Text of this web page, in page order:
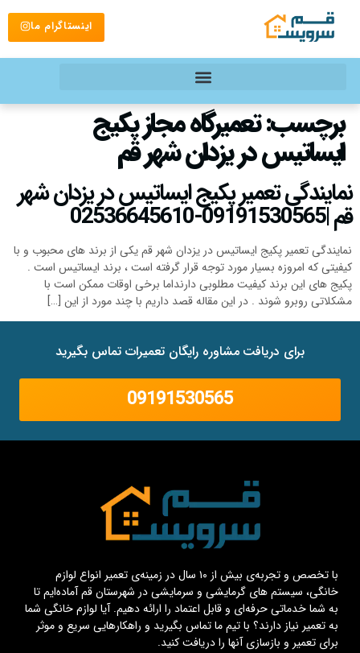
اینستاگرام ما
برچسب:تعمیرگاه مجاز پکیج
ایساتیس در یزدان شهر قم
نمایندگی تعمیر پکیج ایساتیس در یزدان شهر
قم |09191530565-02536645610
نمایندگی تعمیر پکیج ایساتیس در یزدان شهر قم یکی از برند های محبوب و با
کیفیتی که امروزه بسیار مورد توجه قرار گرفته است ، برند ایساتیس است .
پکیج های این برند کیفیت مطلوبی دارنداما برخی اوقات ممکن است با
مشکلاتی روبرو شوند . در این مقاله قصد داریم با چند مورد از این […]
برای دریافت مشاوره رایگان تعمیرات تماس بگیرید
09191530565
با تخصص و تجربه‌ی بیش از ۱۰ سال در زمینه‌ی تعمیر انواع لوازم
خانگی، سیستم های گرمایشی و سرمایشی در شهرستان قم آماده‌ایم تا
به شما خدماتی حرفه‌ای و قابل اعتماد را ارائه دهیم. آیا لوازم خانگی شما
به تعمیر نیاز دارند؟ با تیم ما تماس بگیرید و راهکارهایی سریع و موثر
برای تعمیر و بازسازی آنها را دریافت کنید.